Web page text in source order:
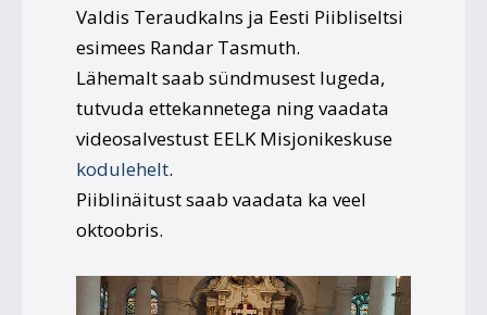
Valdis Teraudkalns ja Eesti Piibliseltsi
esimees Randar Tasmuth.
Lähemalt saab sündmusest lugeda,
tutvuda ettekannetega ning vaadata
videosalvestust EELK Misjonikeskuse
kodulehelt.
Piiblinäitust saab vaadata ka veel
oktoobris.